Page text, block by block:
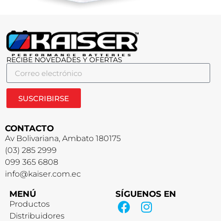
RECIBE NOVEDADES Y OFERTAS
SUSCRIBIRSE
CONTACTO
Av Bolivariana, Ambato 180175
(03) 285 2999
099 365 6808
info@kaiser.com.ec
MENÚ
Productos
Distribuidores
SÍGUENOS EN